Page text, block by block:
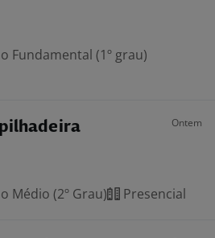
Fundamental (1º grau)
Ontem
Médio (2º Grau) Presencial